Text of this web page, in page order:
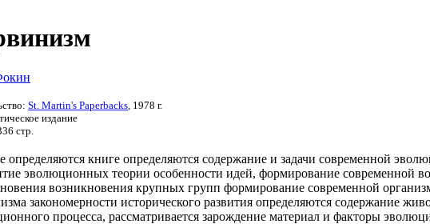
St. Martin's Paperbacks , 1978 г.
издание
стр.
определяются книге определяются содержание и задачи современной
эволюционных теории особенности идей, формирование современной
возникновения крупных групп формирование современной
закономерности исторического развития определяются содержание
процесса, рассматривается зарождение материал и факторы